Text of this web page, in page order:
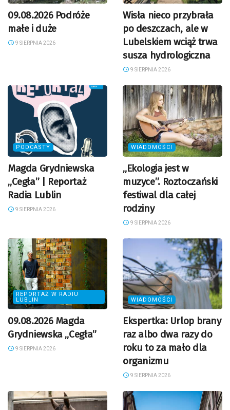
09.08.2026 Podróże
małe i duże
9 SIERPNIA 2026
Wisła nieco przybrała
po deszczach, ale w
Lubelskiem wciąż trwa
susza hydrologiczna
9 SIERPNIA 2026
PODCASTY
Magda Grydniewska
„Cegła” | Reportaż
Radia Lublin
9 SIERPNIA 2026
WIADOMOŚCI
„Ekologia jest w
muzyce”. Roztoczański
festiwal dla całej
rodziny
9 SIERPNIA 2026
REPORTAŻ W RADIU
LUBLIN
09.08.2026 Magda
Grydniewska „Cegła”
9 SIERPNIA 2026
WIADOMOŚCI
Ekspertka: Urlop brany
raz albo dwa razy do
roku to za mało dla
organizmu
9 SIERPNIA 2026